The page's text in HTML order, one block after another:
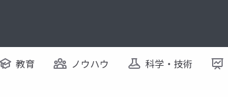
教育 ノウハウ 科学・技術